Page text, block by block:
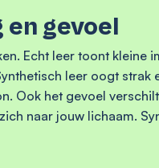
gevoel
Echt leer toont kleine
leer oogt strak
Ook het gevoel
naar jouw lichaam.